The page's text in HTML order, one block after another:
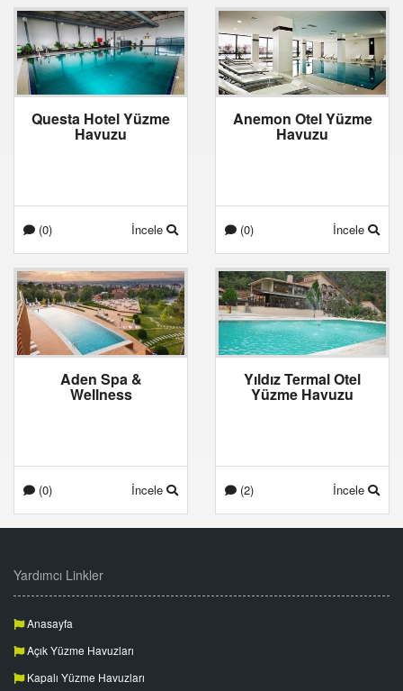
Questa Hotel Yüzme
Havuzu
(0) İncele
Anemon Otel Yüzme
Havuzu
(0) İncele
Aden Spa &
Wellness
(0) İncele
Yıldız Termal Otel
Yüzme Havuzu
(2) İncele
Yardımcı Linkler
Anasayfa
Açık Yüzme Havuzları
Kapalı Yüzme Havuzları